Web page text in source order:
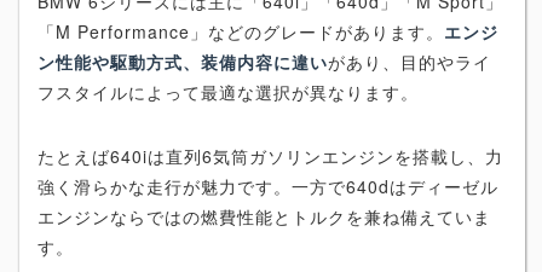
「M Performance」などのグレードがあります。 エンジ
ン性能や駆動方式、装備内容に違いがあり、目的やライ
フスタイルによって最適な選択が異なります。
たとえば640iは直列6気筒ガソリンエンジンを搭載し、力
強く滑らかな走行が魅力です。一方で640dはディーゼル
エンジンならではの燃費性能とトルクを兼ね備えていま
す。